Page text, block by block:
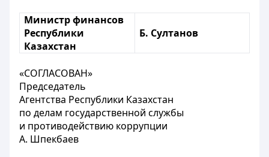
Министр финансов
Республики
Казахстан
Б. Султанов
«СОГЛАСОВАН»
Председатель
Агентства Республики Казахстан
по делам государственной службы
и противодействию коррупции
А. Шпекбаев